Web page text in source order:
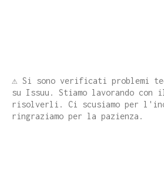
⚠️ Si sono verificati problemi
su Issuu. Stiamo lavorando con
risolverli. Ci scusiamo per
ringraziamo per la pazienza.